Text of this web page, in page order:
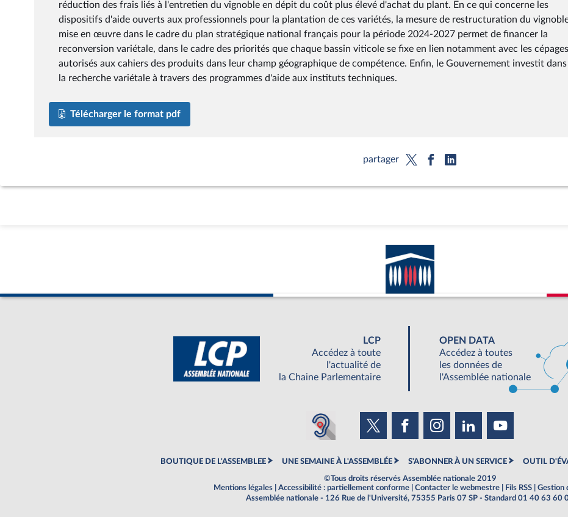
réduction des frais liés à l'entretien du vignoble en dépit du coût plus élevé d'achat du plant. En ce qui concerne les
dispositifs d'aide ouverts aux professionnels pour la plantation de ces variétés, la mesure de restructuration du
mise en œuvre dans le cadre du plan stratégique national français pour la période 2024-2027 permet de financer la
reconversion variétale, dans le cadre des priorités que chaque bassin viticole se fixe en lien notamment avec les cépages
autorisés aux cahiers des produits dans leur champ géographique de compétence. Enfin, le Gouvernement investit dans
la recherche variétale à travers des programmes d'aide aux instituts techniques.
Télécharger le format pdf
partager
LCP
Accédez à toute
l'actualité de
la Chaine Parlementaire
OPEN DATA
Accédez à toutes
les données de
l'Assemblée nationale
BOUTIQUE DE L'ASSEMBLEE UNE SEMAINE À L'ASSEMBLÉE S'ABONNER À UN SERVICE OUTIL
©Tous droits réservés Assemblée nationale 2019
Mentions légales
Accessibilité : partiellement conforme Contacter le webmestre Fils RSS
Gestion
Assemblée nationale - 126 Rue de l'Université, 75355 Paris 07 SP - Standard 01 40 63 60